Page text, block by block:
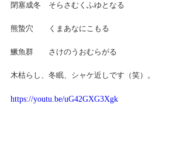
閉塞成冬　そらさむくふゆとなる
熊蟄穴　　くまあなにこもる
鱖魚群　　さけのうおむらがる
木枯らし、冬眠、シャケ近しです（笑）。
https://youtu.be/uG42GXG3Xgk